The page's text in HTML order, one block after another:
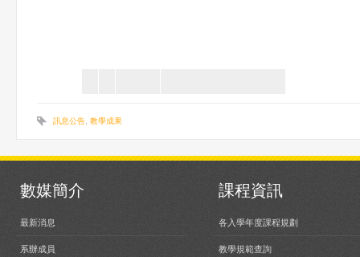
訊息公告 教學成果
數媒簡介
最新消息
系辦成員
課程資訊
各入學年度課程規劃
教學規範查詢